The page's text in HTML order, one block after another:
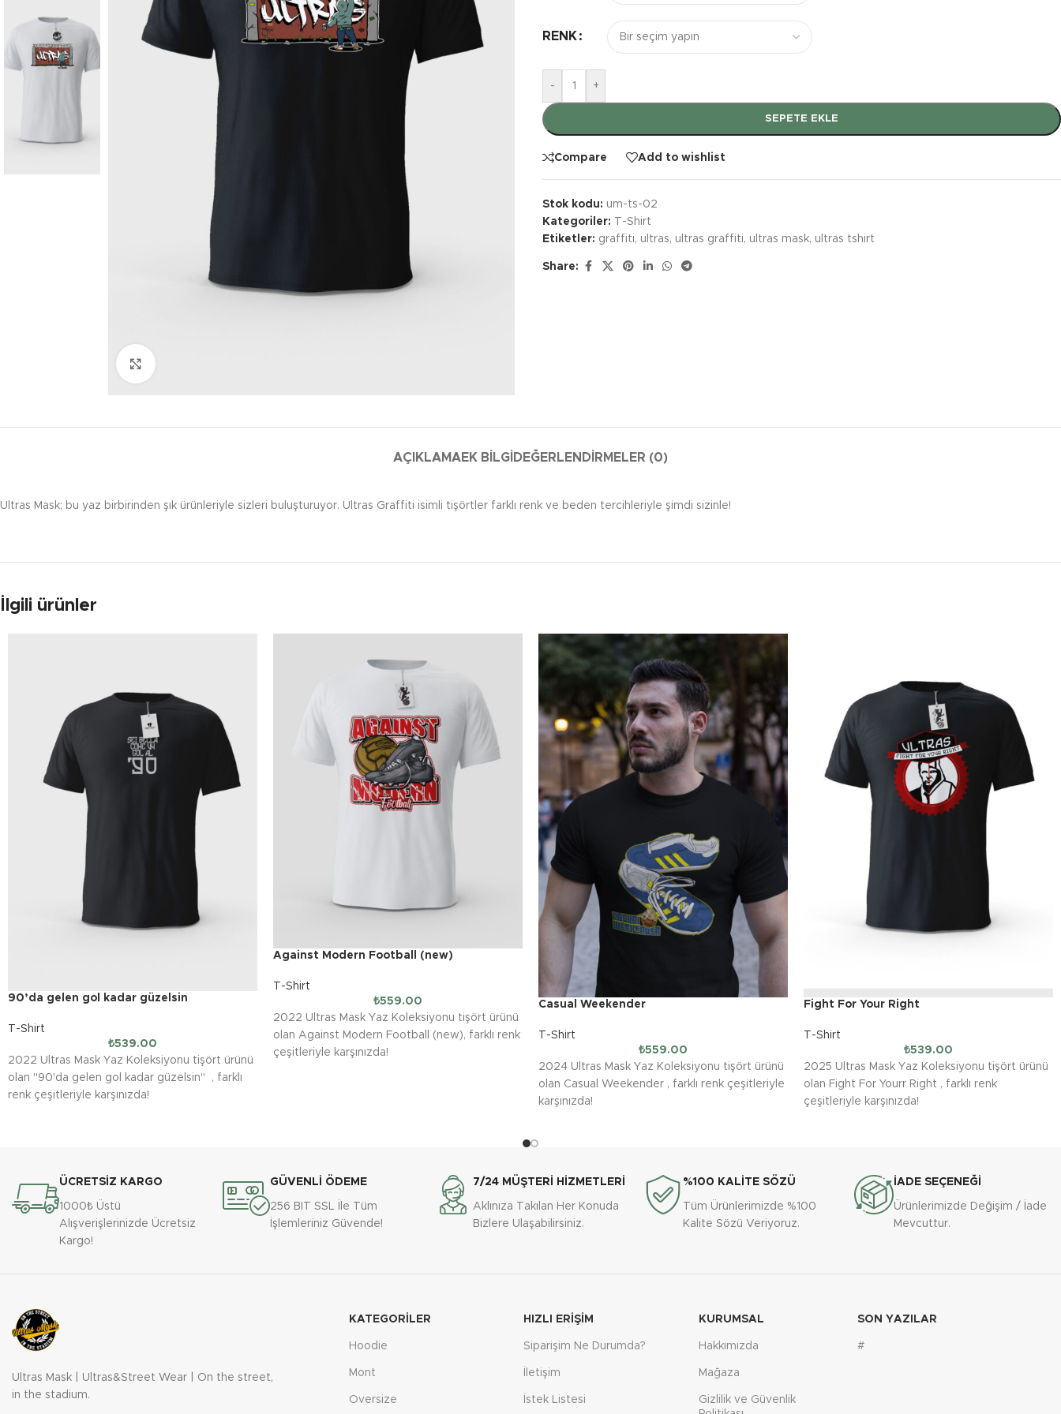
RENK
- +
SEPETE EKLE
Compare Add to wishlist
Stok kodu: um-ts-02
Kategoriler:
T-Shirt
Etiketler: graffiti, ultras, ultras graffiti, ultras mask, ultras tshirt
Share:
AÇIKLAMAEK BILGI DEĞERLENDIRMELER (0)
Ultras Mask; bu yaz birbirinden şık ürünleriyle sizleri buluşturuyor. Ultras Graffiti isimli tişörtler farklı renk ve beden tercihleriyle şimdi sizinle!
İlgili ürünler
90’da gelen gol kadar güzelsin
T-Shirt
₺539.00
2022 Ultras Mask Yaz Koleksiyonu tişört ürünü
olan ''90'da gelen gol kadar güzelsin'' , farklı
renk çeşitleriyle karşınızda!
Against Modern Football (new)
T-Shirt
₺559.00
2022 Ultras Mask Yaz Koleksiyonu tişört ürünü
olan Against Modern Football (new), farklı renk
çeşitleriyle karşınızda!
Casual Weekender
T-Shirt
₺559.00
2024 Ultras Mask Yaz Koleksiyonu tişört ürünü
olan Casual Weekender , farklı renk çeşitleriyle
karşınızda!
Fight For Your Right
T-Shirt
₺539.00
2025 Ultras Mask Yaz Koleksiyonu tişört ürünü
olan Fight For Yourr Right , farklı renk
çeşitleriyle karşınızda!
ÜCRETSİZ KARGO
1000₺ Üstü
Alışverişlerinizde Ücretsiz
Kargo!
GÜVENLİ ÖDEME
256 BIT SSL İle Tüm
İşlemleriniz Güvende!
7/24 MÜŞTERİ HİZMETLERİ
Aklınıza Takılan Her Konuda
Bizlere Ulaşabilirsiniz.
%100 KALİTE SÖZÜ
Tüm Ürünlerimizde %100
Kalite Sözü Veriyoruz.
İADE SEÇENEĞİ
Ürünlerimizde Değişim / İade
Mevcuttur.
Ultras Mask | Ultras&Street Wear | On the street,
in the stadium.
KATEGORILER
Hoodie
Mont
Oversize
HIZLI ERIŞIM
Siparişim Ne Durumda?
İletişim
İstek Listesi
KURUMSAL
Hakkımızda
Mağaza
Gizlilik ve Güvenlik
SON YAZILAR
#